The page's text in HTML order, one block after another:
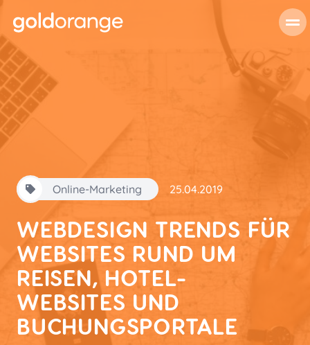
Online-Marketing 25.04.2019
WEBDESIGN TRENDS FÜR
WEBSITES RUND UM
REISEN, HOTEL-
WEBSITES UND
BUCHUNGSPORTALE